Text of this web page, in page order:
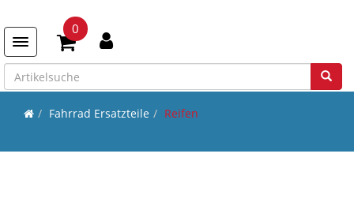
Toggle navigation
0
Fahrrad Ersatzteile Reifen